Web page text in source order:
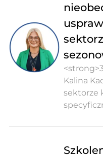
Kalina
sektorze